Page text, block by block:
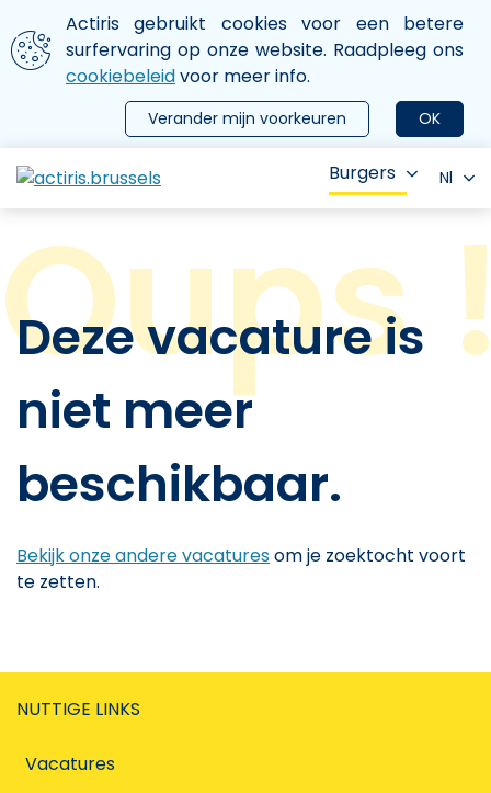
Aller au contenu principal
We gebruiken cookies
Actiris gebruikt cookies voor een betere
surfervaring op onze website. Raadpleeg ons
cookiebeleidvoor meer info.
OK
Verander mijn voorkeuren
le menu
Burgers Nl
Deze vacature is
niet meer
beschikbaar.
Bekijk onze andere vacaturesom je zoektocht voort
te zetten.
NUTTIGE LINKS
Vacatures